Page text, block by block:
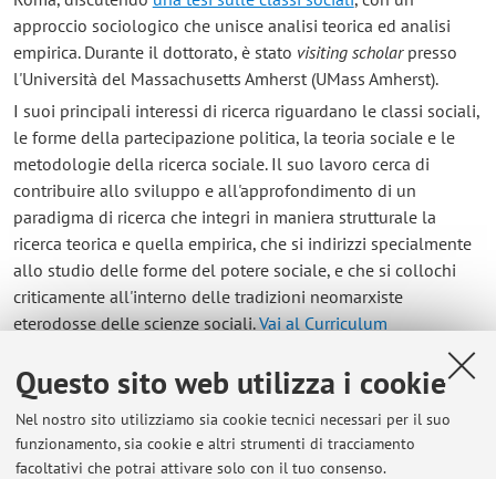
Questo sito web utilizza i cookie
Nel nostro sito utilizziamo sia cookie tecnici necessari per il suo
funzionamento, sia cookie e altri strumenti di tracciamento
facoltativi che potrai attivare solo con il tuo consenso.
approccio sociologico che unisce analisi teorica ed analisi
empirica. Durante il dottorato, è stato visiting scholarpresso
l'Università del Massachusetts Amherst (UMass Amherst).
I suoi principali interessi di ricerca riguardano le classi sociali,
le forme della partecipazione politica, la teoria sociale e le
metodologie della ricerca sociale. Il suo lavoro cerca di
contribuire allo sviluppo e all'approfondimento di un
paradigma di ricerca che integri in maniera strutturale la
ricerca teorica e quella empirica, che si indirizzi specialmente
allo studio delle forme del potere sociale, e che si collochi
criticamente all'interno delle tradizioni neomarxiste
eterodosse delle scienze sociali.Vai al Curriculum
Contatti
E-mail: gianluca.tatarelli2@unibo.it